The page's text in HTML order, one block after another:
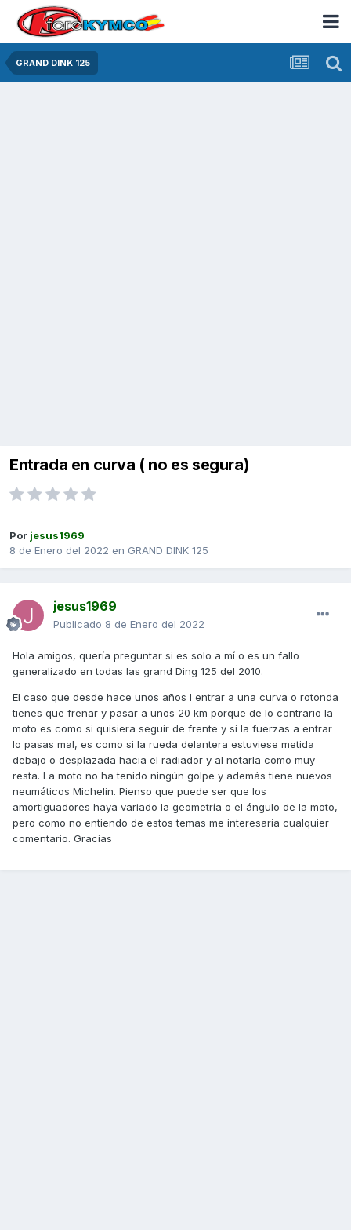
GRAND DINK 125
Entrada en curva ( no es segura)
Por jesus1969
8 de Enero del 2022 en GRAND DINK 125
jesus1969
Publicado 8 de Enero del 2022
Hola amigos, quería preguntar si es solo a mí o es un fallo
generalizado en todas las grand Ding 125 del 2010.
El caso que desde hace unos años l entrar a una curva o rotonda
tienes que frenar y pasar a unos 20 km porque de lo contrario la
moto es como si quisiera seguir de frente y si la fuerzas a entrar
lo pasas mal, es como si la rueda delantera estuviese metida
debajo o desplazada hacia el radiador y al notarla como muy
resta. La moto no ha tenido ningún golpe y además tiene nuevos
neumáticos Michelin. Pienso que puede ser que los
amortiguadores haya variado la geometría o el ángulo de la moto,
pero como no entiendo de estos temas me interesaría cualquier
comentario. Gracias